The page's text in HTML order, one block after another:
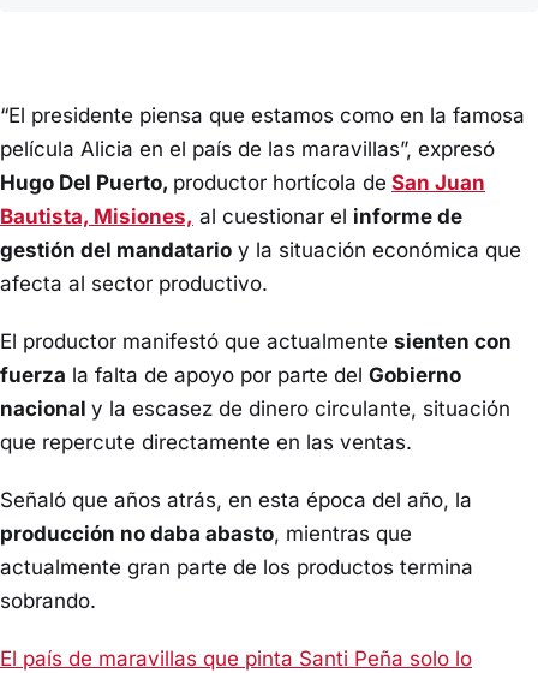
“El presidente piensa que estamos como en la famosa
película Alicia en el país de las maravillas”, expresó
Hugo Del Puerto, productor hortícola de San Juan
Bautista, Misiones, al cuestionar el informe de
gestión del mandatario y la situación económica que
afecta al sector productivo.
El productor manifestó que actualmente sienten con
fuerza la falta de apoyo por parte del Gobierno
nacional y la escasez de dinero circulante, situación
que repercute directamente en las ventas.
Señaló que años atrás, en esta época del año, la
producción no daba abasto, mientras que
actualmente gran parte de los productos termina
sobrando.
El país de maravillas que pinta Santi Peña solo lo